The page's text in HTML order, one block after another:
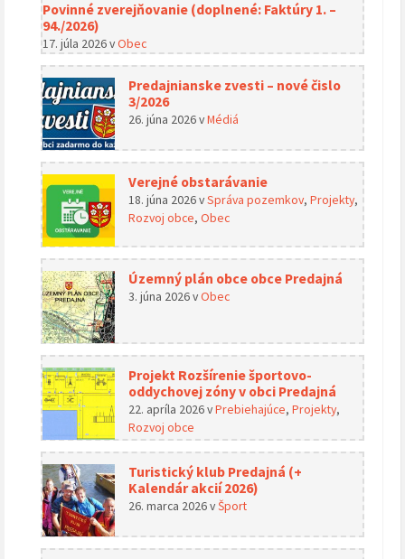
Povinné zverejňovanie (doplnené: Faktúry 1. –
94./2026)
17. júla 2026vObec
Predajnianske zvesti – nové čislo
3/2026
26. júna 2026vMédiá
Verejné obstarávanie
18. júna 2026vSpráva pozemkov, Projekty,
Rozvoj obce, Obec
Územný plán obce obce Predajná
3. júna 2026vObec
Projekt Rozšírenie športovo-
oddychovej zóny v obci Predajná
22. apríla 2026vPrebiehajúce, Projekty,
Rozvoj obce
Turistický klub Predajná (+
Kalendár akcií 2026)
26. marca 2026vŠport